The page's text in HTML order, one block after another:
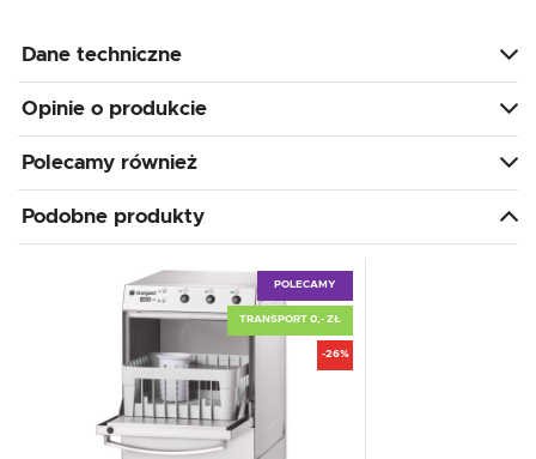
Dane techniczne
Opinie o produkcie
Polecamy również
Podobne produkty
POLECAMY
TRANSPORT 0,- ZŁ
-26%